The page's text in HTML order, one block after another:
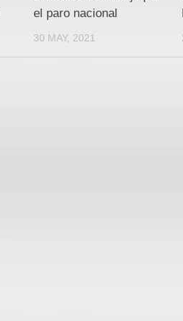
el paro nacional
30 MAY, 2021